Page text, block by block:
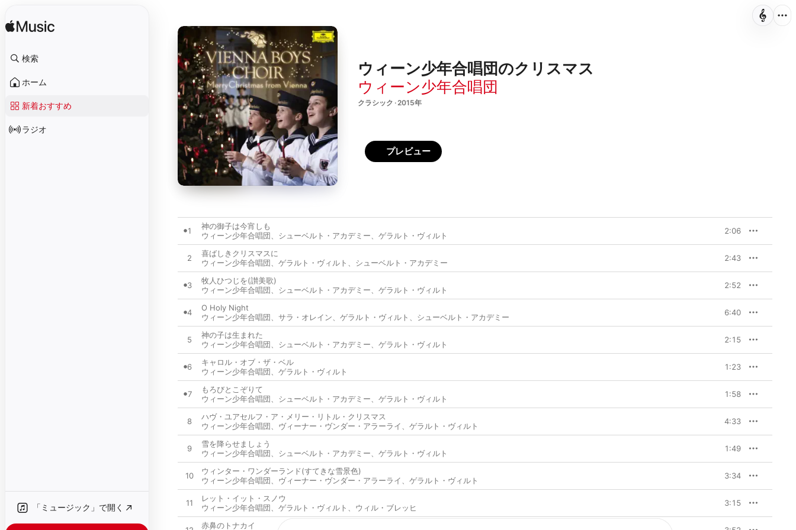
検索
ホーム
新着おすすめ
ラジオ
「ミュージック」で開く
ウィーン少年合唱団のクリスマス
ウィーン少年合唱団
クラシック · 2015年
プレビュー
1
神の御子は今宵しも
ウィーン少年合唱団
シューベルト・アカデミー ゲラルト・ヴィルト 2:06
2
喜ばしきクリスマスに
ウィーン少年合唱団
ゲラルト・ヴィルト シューベルト・アカデミー 2:43
3
牧人ひつじを(讃美歌)
ウィーン少年合唱団
シューベルト・アカデミー ゲラルト・ヴィルト 2:52
4
O Holy Night
ウィーン少年合唱団
サラ・オレイン ゲラルト・ヴィルト シューベルト・アカデミー 6:40
5
神の子は生まれた
ウィーン少年合唱団
シューベルト・アカデミー ゲラルト・ヴィルト 2:15
6
キャロル・オブ・ザ・ベル
ウィーン少年合唱団
ゲラルト・ヴィルト 1:23
7
もろびとこぞりて
ウィーン少年合唱団
シューベルト・アカデミー ゲラルト・ヴィルト 1:58
8
ハヴ・ユアセルフ・ア・メリー・リトル・クリスマス
ウィーン少年合唱団
ヴィーナー・ヴンダー・アラーライ ゲラルト・ヴィルト 4:33
9
雪を降らせましょう
ウィーン少年合唱団
シューベルト・アカデミー ゲラルト・ヴィルト 1:49
10
ウィンター・ワンダーランド(すてきな雪景色)
ウィーン少年合唱団
ヴィーナー・ヴンダー・アラーライ ゲラルト・ヴィルト 3:34
11
レット・イット・スノウ
ウィーン少年合唱団
ゲラルト・ヴィルト ウィル・ブレッヒ 3:15
赤鼻のトナカイ